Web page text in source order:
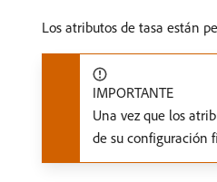
Los atributos de tasa están
IMPORTANTE
Una vez que los
de su configuración